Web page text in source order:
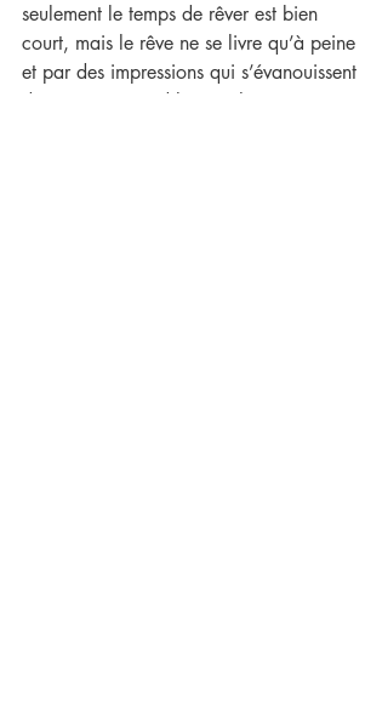
seulement le temps de rêver est bien
court, mais le rêve ne se livre qu’à peine
et par des impressions qui s’évanouissent
dès qu’on prétend les toucher comme